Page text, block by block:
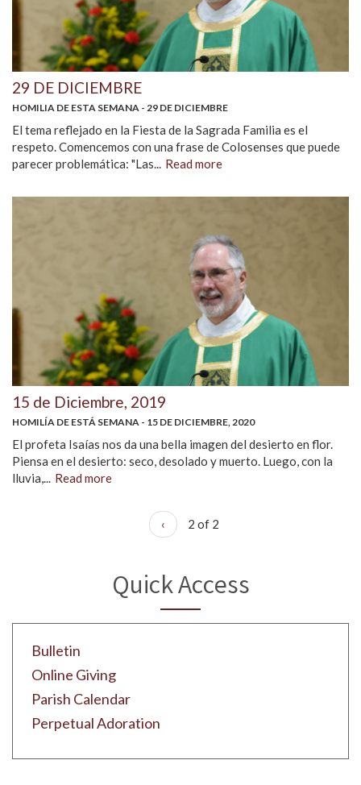
29 DE DICIEMBRE
HOMILIA DE ESTA SEMANA - 29 DE DICIEMBRE
El tema reflejado en la Fiesta de la Sagrada Familia es el
respeto. Comencemos con una frase de Colosenses que puede
parecer problemática: "Las... Read more
15 de Diciembre, 2019
HOMILÍA DE ESTÁ SEMANA - 15 DE DICIEMBRE, 2020
El profeta Isaías nos da una bella imagen del desierto en flor.
Piensa en el desierto: seco, desolado y muerto. Luego, con la
lluvia,... Read more
‹ 2 of 2
Quick Access
Bulletin
Online Giving
Parish Calendar
Perpetual Adoration